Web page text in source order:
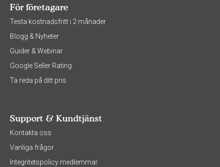
För företagare
Testa kostnadsfritt i 2 månader
Blogg & Nyheter
Guider & Webinar
Google Seller Rating
Ta reda på ditt pris
Support & Kundtjänst
Kontakta oss
Vanliga frågor
Integritetspolicy medlemmar